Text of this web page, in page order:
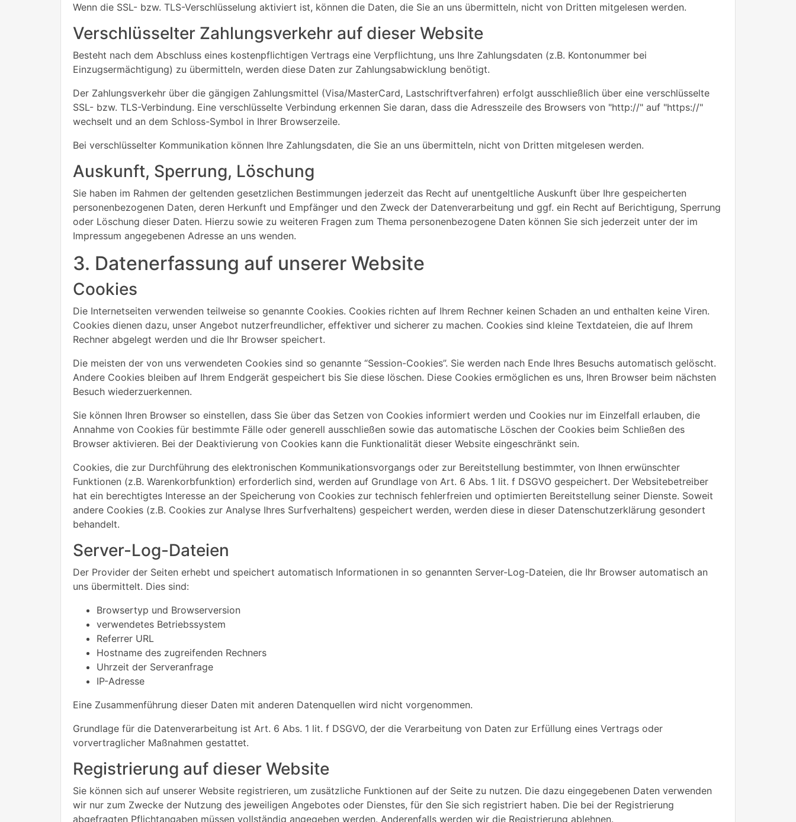
Wenn die SSL- bzw. TLS-Verschlüsselung aktiviert ist, können die Daten, die Sie an uns übermitteln, nicht von Dritten mitgelesen werden.
Verschlüsselter Zahlungsverkehr auf dieser Website
Besteht nach dem Abschluss eines kostenpflichtigen Vertrags eine Verpflichtung, uns Ihre Zahlungsdaten (z.B. Kontonummer bei
Einzugsermächtigung) zu übermitteln, werden diese Daten zur Zahlungsabwicklung benötigt.
Der Zahlungsverkehr über die gängigen Zahlungsmittel (Visa/MasterCard, Lastschriftverfahren) erfolgt ausschließlich über eine verschlüsselte
SSL- bzw. TLS-Verbindung. Eine verschlüsselte Verbindung erkennen Sie daran, dass die Adresszeile des Browsers von "http://" auf "https://"
wechselt und an dem Schloss-Symbol in Ihrer Browserzeile.
Bei verschlüsselter Kommunikation können Ihre Zahlungsdaten, die Sie an uns übermitteln, nicht von Dritten mitgelesen werden.
Auskunft, Sperrung, Löschung
Sie haben im Rahmen der geltenden gesetzlichen Bestimmungen jederzeit das Recht auf unentgeltliche Auskunft über Ihre gespeicherten
personenbezogenen Daten, deren Herkunft und Empfänger und den Zweck der Datenverarbeitung und ggf. ein Recht auf Berichtigung, Sperrung
oder Löschung dieser Daten. Hierzu sowie zu weiteren Fragen zum Thema personenbezogene Daten können Sie sich jederzeit unter der im
Impressum angegebenen Adresse an uns wenden.
3. Datenerfassung auf unserer Website
Cookies
Die Internetseiten verwenden teilweise so genannte Cookies. Cookies richten auf Ihrem Rechner keinen Schaden an und enthalten keine Viren.
Cookies dienen dazu, unser Angebot nutzerfreundlicher, effektiver und sicherer zu machen. Cookies sind kleine Textdateien, die auf Ihrem
Rechner abgelegt werden und die Ihr Browser speichert.
Die meisten der von uns verwendeten Cookies sind so genannte “Session-Cookies”. Sie werden nach Ende Ihres Besuchs automatisch gelöscht.
Andere Cookies bleiben auf Ihrem Endgerät gespeichert bis Sie diese löschen. Diese Cookies ermöglichen es uns, Ihren Browser beim nächsten
Besuch wiederzuerkennen.
Sie können Ihren Browser so einstellen, dass Sie über das Setzen von Cookies informiert werden und Cookies nur im Einzelfall erlauben, die
Annahme von Cookies für bestimmte Fälle oder generell ausschließen sowie das automatische Löschen der Cookies beim Schließen des
Browser aktivieren. Bei der Deaktivierung von Cookies kann die Funktionalität dieser Website eingeschränkt sein.
Cookies, die zur Durchführung des elektronischen Kommunikationsvorgangs oder zur Bereitstellung bestimmter, von Ihnen erwünschter
Funktionen (z.B. Warenkorbfunktion) erforderlich sind, werden auf Grundlage von Art. 6 Abs. 1 lit. f DSGVO gespeichert. Der Websitebetreiber
hat ein berechtigtes Interesse an der Speicherung von Cookies zur technisch fehlerfreien und optimierten Bereitstellung seiner Dienste. Soweit
andere Cookies (z.B. Cookies zur Analyse Ihres Surfverhaltens) gespeichert werden, werden diese in dieser Datenschutzerklärung gesondert
behandelt.
Server-Log-Dateien
Der Provider der Seiten erhebt und speichert automatisch Informationen in so genannten Server-Log-Dateien, die Ihr Browser automatisch an
uns übermittelt. Dies sind:
Browsertyp und Browserversion
verwendetes Betriebssystem
Referrer URL
Hostname des zugreifenden Rechners
Uhrzeit der Serveranfrage
IP-Adresse
Eine Zusammenführung dieser Daten mit anderen Datenquellen wird nicht vorgenommen.
Grundlage für die Datenverarbeitung ist Art. 6 Abs. 1 lit. f DSGVO, der die Verarbeitung von Daten zur Erfüllung eines Vertrags oder
vorvertraglicher Maßnahmen gestattet.
Registrierung auf dieser Website
Sie können sich auf unserer Website registrieren, um zusätzliche Funktionen auf der Seite zu nutzen. Die dazu eingegebenen Daten verwenden
wir nur zum Zwecke der Nutzung des jeweiligen Angebotes oder Dienstes, für den Sie sich registriert haben. Die bei der Registrierung
abgefragten Pflichtangaben müssen vollständig angegeben werden. Anderenfalls werden wir die Registrierung ablehnen.